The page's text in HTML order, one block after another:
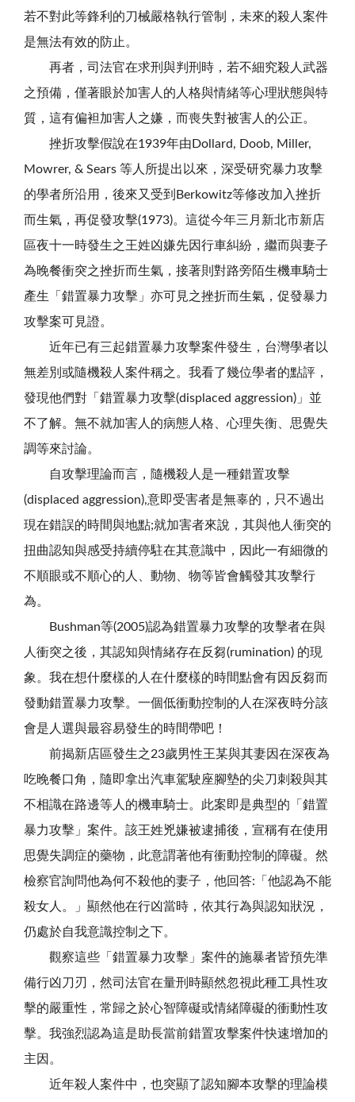
若不對此等鋒利的刀械嚴格執行管制，未來的殺人案件
是無法有效的防止。
再者，司法官在求刑與判刑時，若不細究殺人武器
之預備，僅著眼於加害人的人格與情緒等心理狀態與特
質，這有偏袒加害人之嫌，而喪失對被害人的公正。
挫折攻擊假說在1939年由Dollard, Doob, Miller,
Mowrer, & Sears 等人所提出以來，深受研究暴力攻擊
的學者所沿用，後來又受到Berkowitz等修改加入挫折
而生氣，再促發攻擊(1973)。這從今年三月新北市新店
區夜十一時發生之王姓凶嫌先因行車糾紛，繼而與妻子
為晚餐衝突之挫折而生氣，接著則對路旁陌生機車騎士
產生「錯置暴力攻擊」亦可見之挫折而生氣，促發暴力
攻擊案可見證。
近年已有三起錯置暴力攻擊案件發生，台灣學者以
無差別或隨機殺人案件稱之。我看了幾位學者的點評，
發現他們對「錯置暴力攻擊(displaced aggression)」並
不了解。無不就加害人的病態人格、心理失衡、思覺失
調等來討論。
自攻擊理論而言，隨機殺人是一種錯置攻擊
(displaced aggression),意即受害者是無辜的，只不過出
現在錯誤的時間與地點;就加害者來說，其與他人衝突的
扭曲認知與感受持續停駐在其意識中，因此一有細微的
不順眼或不順心的人、動物、物等皆會觸發其攻擊行
為。
Bushman等(2005)認為錯置暴力攻擊的攻擊者在與
人衝突之後，其認知與情緒存在反芻(rumination) 的現
象。我在想什麼樣的人在什麼樣的時間點會有因反芻而
發動錯置暴力攻擊。一個低衝動控制的人在深夜時分該
會是人選與最容易發生的時間帶吧！
前揭新店區發生之23歲男性王某與其妻因在深夜為
吃晚餐口角，隨即拿出汽車駕駛座腳墊的尖刀刺殺與其
不相識在路邊等人的機車騎士。此案即是典型的「錯置
暴力攻擊」案件。該王姓兇嫌被逮捕後，宣稱有在使用
思覺失調症的藥物，此意謂著他有衝動控制的障礙。然
檢察官詢問他為何不殺他的妻子，他回答:「他認為不能
殺女人。」顯然他在行凶當時，依其行為與認知狀況，
仍處於自我意識控制之下。
觀察這些「錯置暴力攻擊」案件的施暴者皆預先準
備行凶刀刃，然司法官在量刑時顯然忽視此種工具性攻
擊的嚴重性，常歸之於心智障礙或情緒障礙的衝動性攻
擊。我強烈認為這是助長當前錯置攻擊案件快速增加的
主因。
近年殺人案件中，也突顯了認知腳本攻擊的理論模